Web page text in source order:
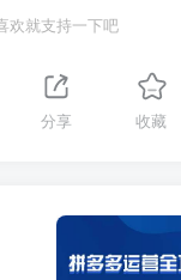
欢就支持一下吧
分享 收藏